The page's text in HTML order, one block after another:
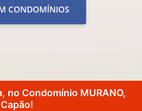
CONDOMÍNIOS
no Condomínio MURANO,